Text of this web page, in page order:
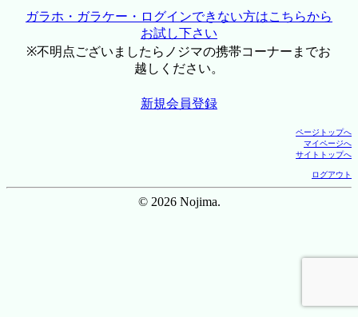
ガラホ・ガラケー・ログインできない方はこちらから
お試し下さい
※不明点ございましたらノジマの携帯コーナーまでお
越しください。
新規会員登録
ページトップへ
マイページへ
サイトトップへ
ログアウト
© 2026 Nojima.